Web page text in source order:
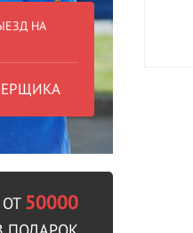
НА
50000